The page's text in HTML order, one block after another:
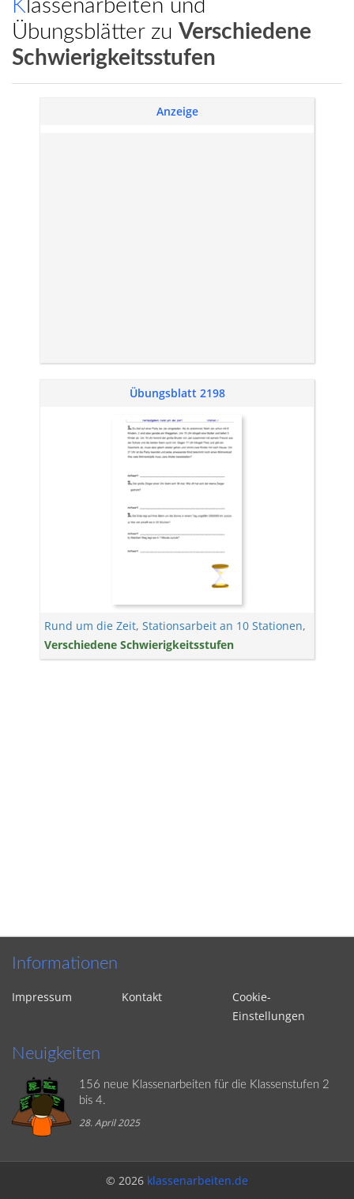
Klassenarbeiten und
Übungsblätter zu Verschiedene
Schwierigkeitsstufen
Anzeige
Übungsblatt 2198
Rund um die Zeit, Stationsarbeit an 10 Stationen,
Verschiedene Schwierigkeitsstufen
Informationen
Impressum Kontakt
Cookie-
Einstellungen
Neuigkeiten
156 neue Klassenarbeiten für die Klassenstufen 2
bis 4.
28. April 2025
© 2026 klassenarbeiten.de